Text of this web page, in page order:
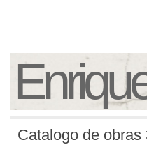
Catalogo de